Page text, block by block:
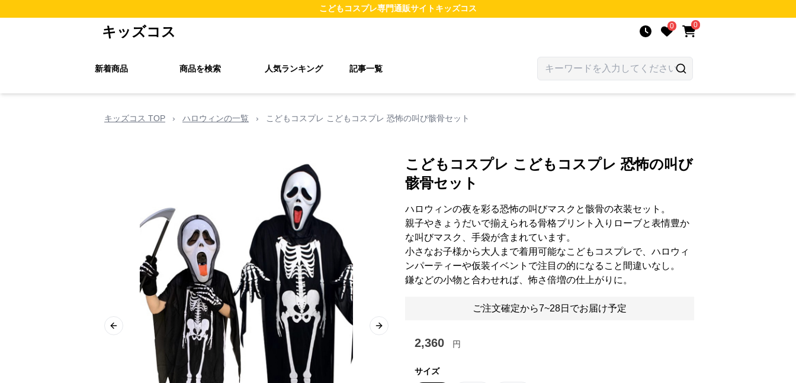
こどもコスプレ専門通販サイトキッズコス
キッズコス 0 0
新着商品 商品を検索 人気ランキング 記事一覧
キッズコス TOP › ハロウィンの一覧 › こどもコスプレ こどもコスプレ 恐怖の叫び骸骨セット
Previous slide Next slide
こどもコスプレ こどもコスプレ 恐怖の叫び
骸骨セット
ハロウィンの夜を彩る恐怖の叫びマスクと骸骨の衣装セット。
親子やきょうだいで揃えられる骨格プリント入りローブと表情豊か
な叫びマスク、手袋が含まれています。
小さなお子様から大人まで着用可能なこどもコスプレで、ハロウィ
ンパーティーや仮装イベントで注目の的になること間違いなし。
鎌などの小物と合わせれば、怖さ倍増の仕上がりに。
ご注文確定から7~28日でお届け予定
2,360 円
サイズ